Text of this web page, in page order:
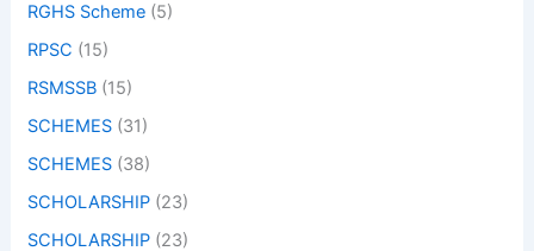
RGHS Scheme (5)
RPSC (15)
RSMSSB (15)
SCHEMES (31)
SCHEMES (38)
SCHOLARSHIP (23)
SCHOLARSHIP (23)